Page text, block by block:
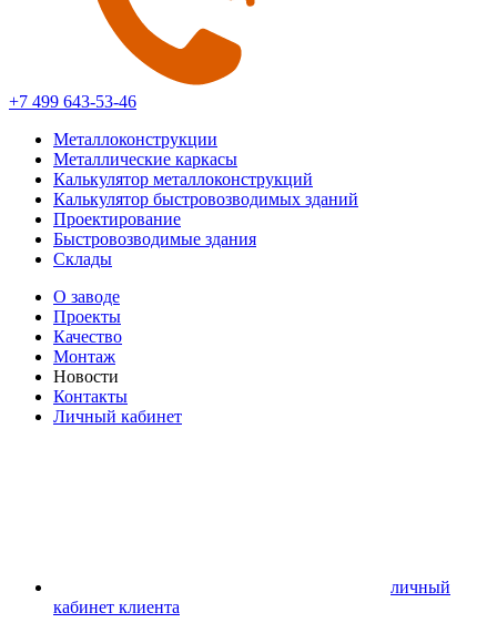
+7 499 643-53-46
Металлоконструкции
Металлические каркасы
Калькулятор металлоконструкций
Калькулятор быстровозводимых зданий
Проектирование
Быстровозводимые здания
Склады
О заводе
Проекты
Качество
Монтаж
Новости
Контакты
Личный кабинет
личный
кабинет клиента